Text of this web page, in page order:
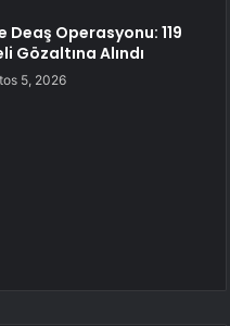
Deaş Operasyonu: 119
Gözaltına Alındı
5, 2026